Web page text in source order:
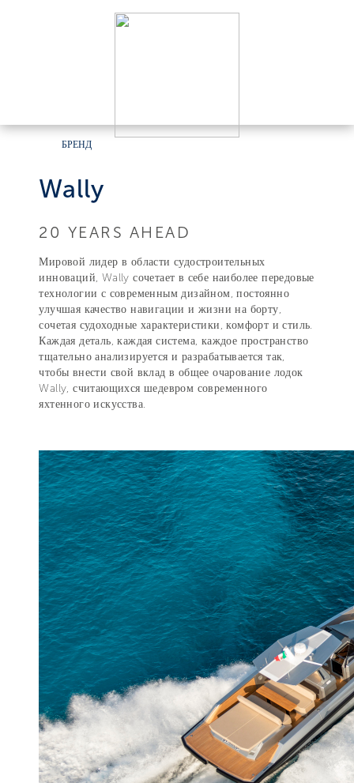
БРЕНД
Wally
20 YEARS AHEAD
Мировой лидер в области судостроительных
инноваций, Wally сочетает в себе наиболее передовые
технологии с современным дизайном, постоянно
улучшая качество навигации и жизни на борту,
сочетая судоходные характеристики, комфорт и стиль.
Каждая деталь, каждая система, каждое пространство
тщательно анализируется и разрабатывается так,
чтобы внести свой вклад в общее очарование лодок
Wally, считающихся шедевром современного
яхтенного искусства.